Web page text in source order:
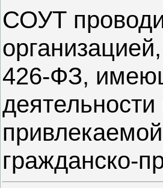
СОУТ
426-ФЗ,
гражданско-